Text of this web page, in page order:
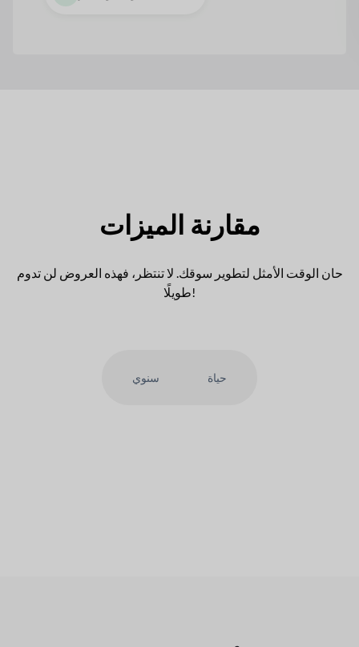
مقارنة الميزات
حان الوقت الأمثل لتطوير سوقك. لا تنتظر، فهذه العروض لن تدوم
طويلًا!
سنوي حياة